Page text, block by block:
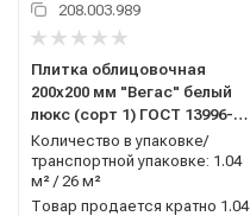
208.003.989
Плитка облицовочная
200x200 мм "Вегас" белый
люкс (сорт 1) ГОСТ 13996-
2019 AXIMA (Россия)
Количество в упаковке/
транспортной упаковке: 1.04
м² / 26 м²
Товар продается кратно 1.04